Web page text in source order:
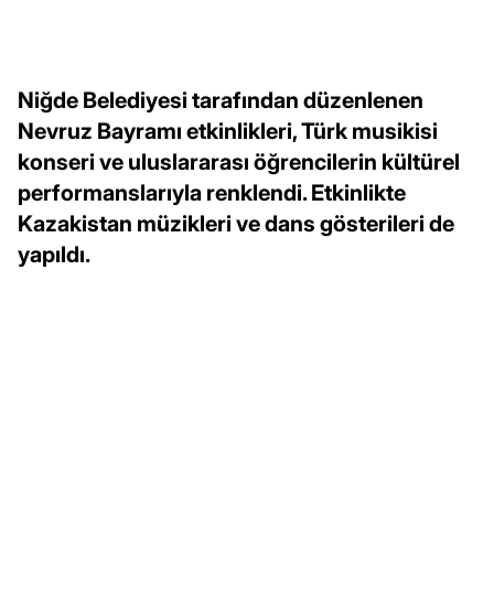
Niğde Belediyesi tarafından düzenlenen
Nevruz Bayramı etkinlikleri, Türk musikisi
konseri ve uluslararası öğrencilerin kültürel
performanslarıyla renklendi. Etkinlikte
Kazakistan müzikleri ve dans gösterileri de
yapıldı.